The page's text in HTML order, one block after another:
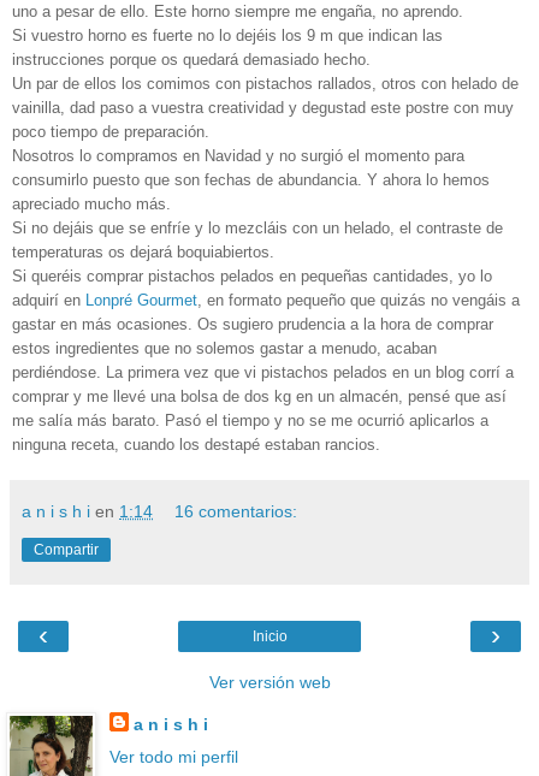
uno a pesar de ello. Este horno siempre me engaña, no aprendo.
Si vuestro horno es fuerte no lo dejéis los 9 m que indican las
instrucciones porque os quedará demasiado hecho.
Un par de ellos los comimos con pistachos rallados, otros con helado de
vainilla, dad paso a vuestra creatividad y degustad este postre con muy
poco tiempo de preparación.
Nosotros lo compramos en Navidad y no surgió el momento para
consumirlo puesto que son fechas de abundancia. Y ahora lo hemos
apreciado mucho más.
Si no dejáis que se enfríe y lo mezcláis con un helado, el contraste de
temperaturas os dejará boquiabiertos.
Si queréis comprar pistachos pelados en pequeñas cantidades, yo lo
adquirí en
Lonpré Gourmet , en formato pequeño que quizás no vengáis a
gastar en más ocasiones. Os sugiero prudencia a la hora de comprar
estos ingredientes que no solemos gastar a menudo, acaban
perdiéndose. La primera vez que vi pistachos pelados en un blog corrí a
comprar y me llevé una bolsa de dos kg en un almacén, pensé que así
me salía más barato. Pasó el tiempo y no se me ocurrió aplicarlos a
ninguna receta, cuando los destapé estaban rancios.
a n i s h i en 1:14 16 comentarios:
Compartir
‹ ›
Inicio
Ver versión web
a n i s h i
Ver todo mi perfil